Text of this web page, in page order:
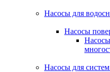
Насосы для
Насосы
Насосы для